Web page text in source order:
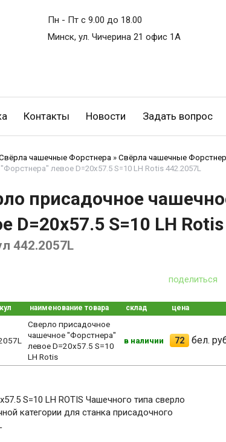
Пн - Пт с 9.00 до 18.00
Минск, ул. Чичерина 21 офис 1А
Контакты Новости Задать вопрос
чашечные Форстнера » Свёрла чашечные
левое D=20x57.5 S=10 LH Rotis 442.2057L
присадочное
D=20x57.5 S=10 LH Rotis
442.2057L
поделиться
наименование товара склад цена
Сверло присадочное
чашечное "Форстнера"
левое D=20x57.5 S=10
LH Rotis
в наличии 72 бел.
S=10 LH ROTIS Чашечного типа сверло
категории для станка присадочного